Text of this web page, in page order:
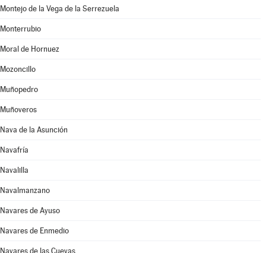
Montejo de la Vega de la Serrezuela
Monterrubio
Moral de Hornuez
Mozoncillo
Muñopedro
Muñoveros
Nava de la Asunción
Navafría
Navalilla
Navalmanzano
Navares de Ayuso
Navares de Enmedio
Navares de las Cuevas